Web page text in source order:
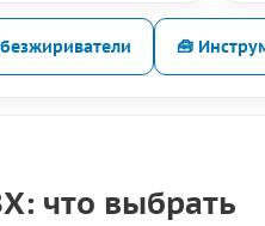
🧰
что выбрать